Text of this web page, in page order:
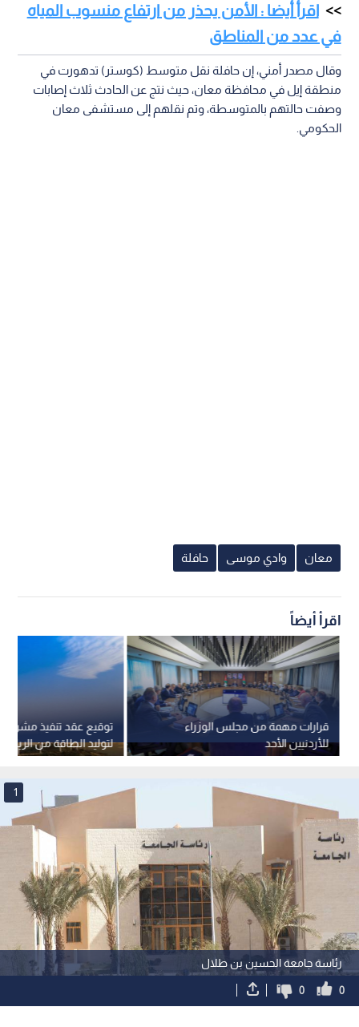
اقرأ أيضا : الأمن يحذر من ارتفاع منسوب المياه
في عدد من المناطق
وقال مصدر أمني، إن حافلة نقل متوسط (كوستر) تدهورت في
منطقة إيل في محافظة معان، حيث نتج عن الحادث ثلاث إصابات
وصفت حالتهم بالمتوسطة، وتم نقلهم إلى مستشفى معان
الحكومي.
معان وادي موسى حافلة
اقرأ أيضاً
توقيع عقد تنفيذ مشروع
ميجاواط في معان
قرارات مهمة من مجلس الوزراء
للأردنيين الأحد
رئاسة جامعة الحسين بن طلال
1
0
0